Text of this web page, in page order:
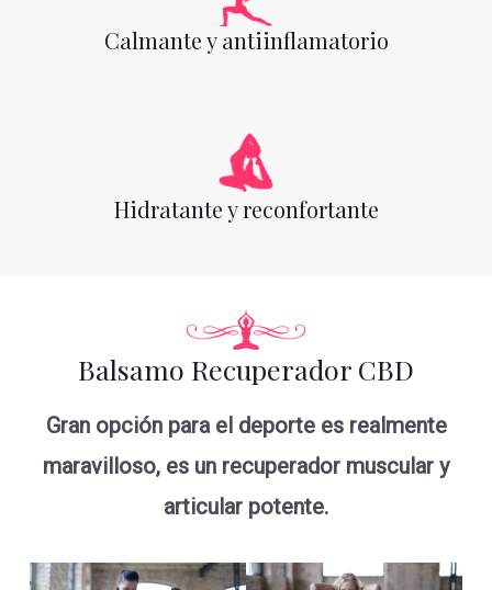
Calmante y antiinflamatorio
Hidratante y reconfortante
Balsamo Recuperador CBD
Gran opción para el deporte es realmente
maravilloso, es un recuperador muscular y
articular potente.